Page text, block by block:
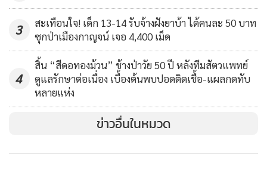
3
สะเทือนใจ! เด็ก 13-14 รับจ้างฝังยาบ้า ได้คนละ 50 บาท
ซุกป่าเมืองกาญจน์ เจอ 4,400 เม็ด
4
สิ้น “สีดอทองม้วน” ช้างป่าวัย 50 ปี หลังทีมสัตวแพทย์
ดูแลรักษาต่อเนื่อง เบื้องต้นพบปอดติดเชื้อ-แผลกดทับ
หลายแห่ง
ข่าวอื่นในหมวด